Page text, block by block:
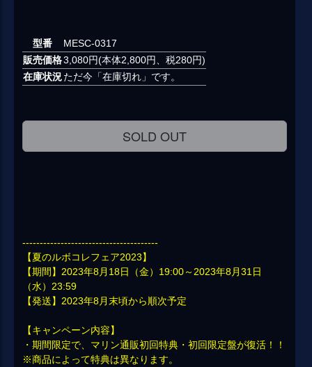
型番
MESC-0317
販売価格3,080円(本体2,800円、税280円)
在庫状況ただ今「在庫切れ」です。
SOLD OUT
---------------------------------------
【夏のルボコレフェア2023】
【期間】2023年8月18日（金）19:00～2023年8月31日
（水）23:59
【発送】2023年8月末頃から順次予定
【キャンペーン内容】
・期間限定で、マリン通販初回特典・初回限定盤が復活！！
※商品によって特典は異なります。